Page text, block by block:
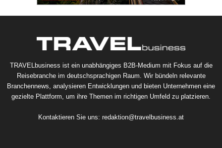
TRAVELbusiness ist ein unabhängiges B2B-Medium mit Fokus auf die
Reisebranche im deutschsprachigen Raum. Wir bündeln relevante
Branchennews, analysieren Entwicklungen und bieten Unternehmen eine
gezielte Plattform, um ihre Themen im richtigen Umfeld zu platzieren.
Kontaktieren Sie uns: redaktion@travelbusiness.at